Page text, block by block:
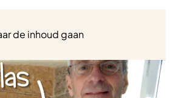
de inhoud gaan